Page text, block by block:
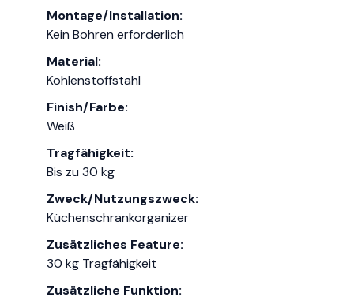
Montage/Installation:
Kein Bohren erforderlich
Material:
Kohlenstoffstahl
Finish/Farbe:
Weiß
Tragfähigkeit:
Bis zu 30 kg
Zweck/Nutzungszweck:
Küchenschrankorganizer
Zusätzliches Feature:
30 kg Tragfähigkeit
Zusätzliche Funktion: